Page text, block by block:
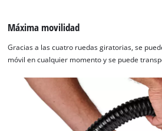
Máxima movilidad
Gracias a las cuatro ruedas giratorias, se
móvil en cualquier momento y se puede